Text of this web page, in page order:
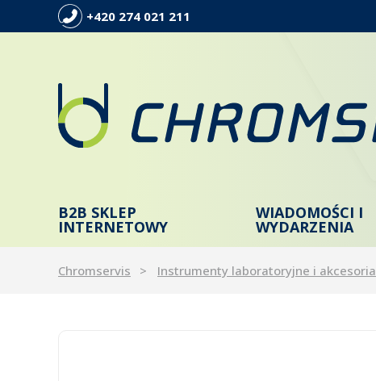
+420 274 021 211
B2B SKLEP
INTERNETOWY
WIADOMOŚCI I
WYDARZENIA
Chromservis Instrumenty laboratoryjne i akcesoria